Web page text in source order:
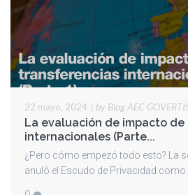
22 mayo, 2024 | by Blog AEC
La evaluación de impacto
internacionales (Parte...
¿Pero cómo empezó todo esto? La
anuló el Escudo de Privacidad como...